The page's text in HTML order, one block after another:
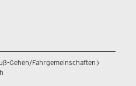
Gehen/Fahrgemeinschaften)